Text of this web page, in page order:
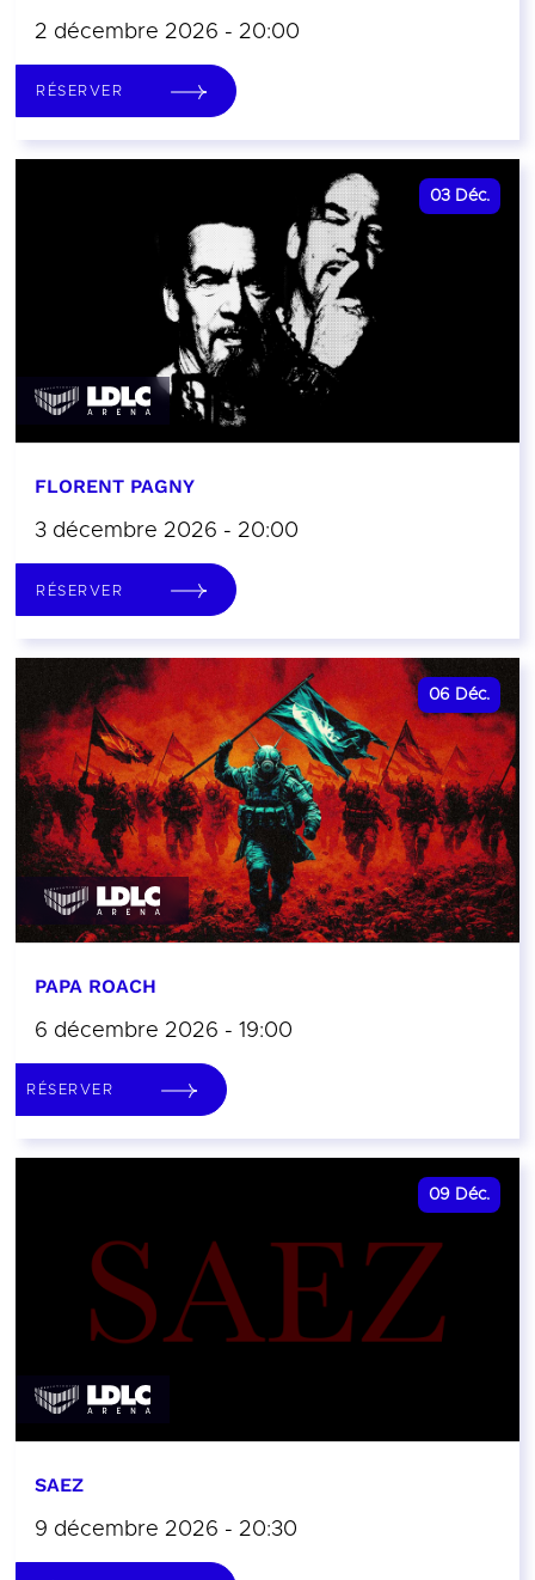
2 décembre 2026 - 20:00
RÉSERVER
03 Déc.
FLORENT PAGNY
3 décembre 2026 - 20:00
RÉSERVER
06 Déc.
PAPA ROACH
6 décembre 2026 - 19:00
RÉSERVER
09 Déc.
SAEZ
9 décembre 2026 - 20:30